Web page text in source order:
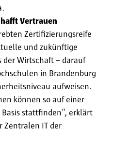
Vertrauen
Zertifizierungsreife
und zukünftige
der Wirtschaft – darauf
in Brandenburg
aufweisen.
können so auf einer
stattfinden“, erklärt
Zentralen IT der